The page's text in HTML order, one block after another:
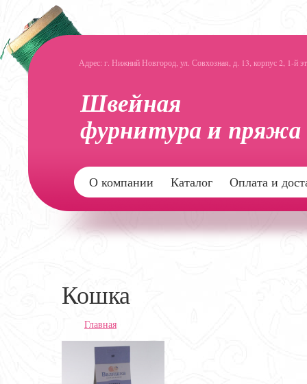
Адрес: г. Нижний Новгород, ул. Совхозная, д. 13, корпус 2, 1-й
О компании Каталог Оплата и
Кошка
Главная